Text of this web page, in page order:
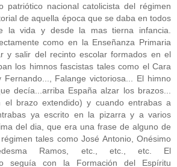
patriótico nacional catolicista del régimen
de aquella época que se daba en todos
la vida y desde la mas tierna infancia.
como en la Enseñanza Primaria
y salir del recinto escolar formados en el
los himnos fascistas tales como el Cara
Fernando..., Falange victoriosa... El himno
decía...arriba España alzar los brazos...
el brazo extendido) y cuando entrabas a
ya escrito en la pizarra y a varios
del dia, que era una frase de alguno de
tales como José Antonio, Onésimo
Ramos, etc., etc., etc. El
seguía con la Formación del Espíritu